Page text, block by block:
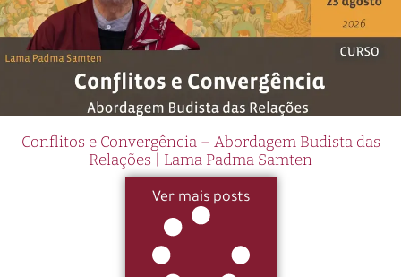
Conflitos e Convergência – Abordagem Budista das
Relações | Lama Padma Samten
Ver mais posts